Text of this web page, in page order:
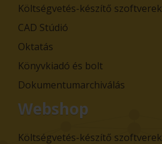
Költségvetés-készítő szoftverek
CAD Stúdió
Oktatás
Könyvkiadó és bolt
Dokumentumarchiválás
Webshop
Költségvetés-készítő szoftverek